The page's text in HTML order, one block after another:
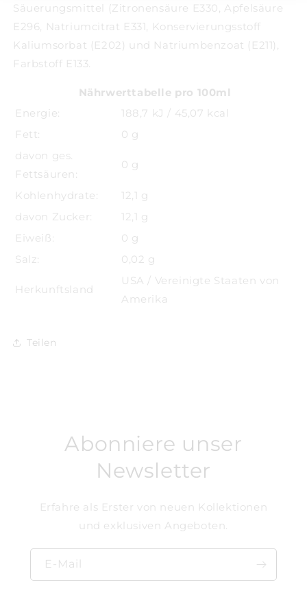
Säuerungsmittel (Zitronensäure E330, Apfelsäure
E296, Natriumcitrat E331, Konservierungsstoff
Kaliumsorbat (E202) und Natriumbenzoat (E211),
Farbstoff E133.
Nährwerttabelle pro 100ml
Energie:
188,7 kJ / 45,07 kcal
Fett:
0 g
davon ges.
Fettsäuren:
0 g
Kohlenhydrate:
12,1 g
davon Zucker:
12,1 g
Eiweiß:
0 g
Salz:
0,02 g
Herkunftsland
USA / Vereinigte Staaten von
Amerika
Teilen
Abonniere unser
Newsletter
Erfahre als Erster von neuen Kollektionen
und exklusiven Angeboten.
E-Mail